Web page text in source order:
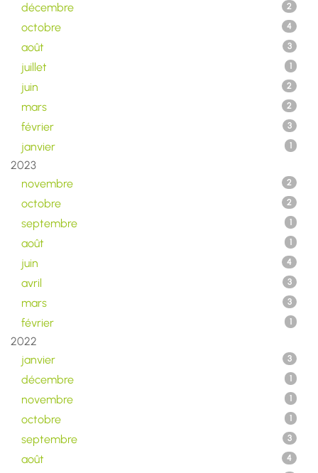
décembre
2
octobre 4
août 3
juillet 1
juin 2
mars 2
février 3
janvier 1
2023
novembre
2
octobre 2
septembre 1
août 1
juin 4
avril 3
mars 3
février 1
2022
janvier
3
décembre 1
novembre 1
octobre 1
septembre 3
août 4